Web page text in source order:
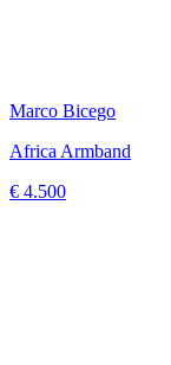
Marco Bicego
Africa Armband
€ 4.500